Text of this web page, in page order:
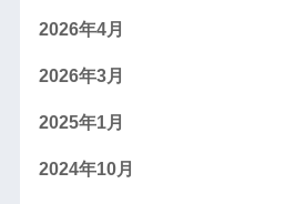
2026年4月
2026年3月
2025年1月
2024年10月